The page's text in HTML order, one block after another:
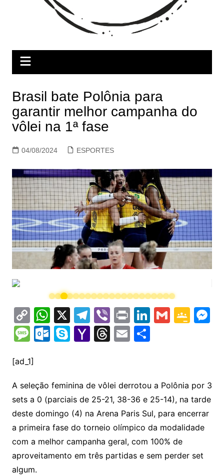
Brasil bate Polônia para
garantir melhor campanha do
vôlei na 1ª fase
04/08/2024 ESPORTES
C
o
p
y
Li
n
k
W
h
at
A
p
p
X T
el
e
a
m
Vi
b
er
Pr
in
t
Li
n
k
dI
n
G G
e
Cl
a
s
o
M
e
n
M
s
s
a
g
e
O
o
k.
c
o
m
S
p
e
Y
o
o
M
ai
l
T
a
d
s
E
l
S
e
[ad_1]
A seleção feminina de vôlei derrotou a Polônia por 3
sets a 0 (parciais de 25-21, 38-36 e 25-14), na tarde
deste domingo (4) na Arena Paris Sul, para encerrar
a primeira fase do torneio olímpico da modalidade
com a melhor campanha geral, com 100% de
aproveitamento em três partidas e sem perder set
algum.